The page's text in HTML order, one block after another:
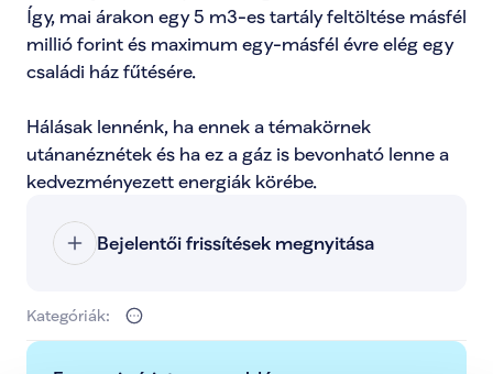
Így, mai árakon egy 5 m3-es tartály feltöltése másfél
millió forint és maximum egy-másfél évre elég egy
családi ház fűtésére.
Hálásak lennénk, ha ennek a témakörnek
utánanéznétek és ha ez a gáz is bevonható lenne a
kedvezményezett energiák körébe.
Bejelentői frissítések megnyitása
Kategóriák: